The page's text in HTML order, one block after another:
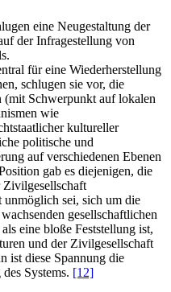
eine Neugestaltung der
der Infragestellung von
für eine Wiederherstellung
schlugen sie vor, die
(mit Schwerpunkt auf lokalen
wie
kultureller
politische und
auf verschiedenen Ebenen
gab es diejenigen, die
Zivilgesellschaft
unmöglich sei, sich um die
gesellschaftlichen
eine bloße Feststellung ist,
und der Zivilgesellschaft
ist diese Spannung die
Systems. [12]